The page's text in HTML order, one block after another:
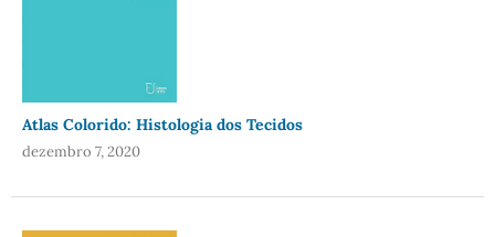
Atlas Colorido: Histologia dos Tecidos
dezembro 7, 2020